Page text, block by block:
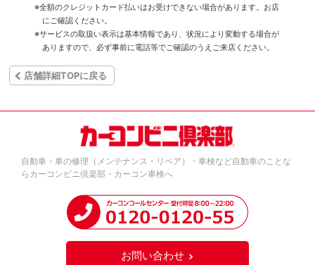
※全額のクレジットカード払いはお受けできない場合があります。お店
にご確認ください。
※サービスの取扱い表示は基本情報であり、状況により変動する場合が
ありますので、必ず事前に電話等でご確認のうえご来店ください。
店舗詳細TOPに戻る
自動車・車の修理（メンテナンス・リペア）・車検など自動車のことな
らカーコンビニ倶楽部・カーコン車検へ
お問い合わせ